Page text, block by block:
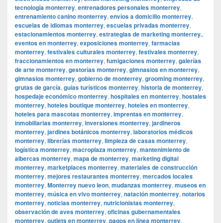
tecnología monterrey, entrenadores personales monterrey,
entrenamiento canino monterrey, envíos a domicilio monterrey,
escuelas de idiomas monterrey, escuelas privadas monterrey,
estacionamientos monterrey, estrategias de marketing monterrey.,
eventos en monterrey, exposiciones monterrey, farmacias
monterrey, festivales culturales monterrey, festivales monterrey,
fraccionamientos en monterrey, fumigaciones monterrey, galerías
de arte monterrey, gestorías monterrey, gimnasios en monterrey,
gimnasios monterrey, gobierno de monterrey, grooming monterrey,
grutas de garcía, guías turísticos monterrey, historia de monterrey,
hospedaje económico monterrey, hospitales en monterrey, hostales
monterrey, hoteles boutique monterrey, hoteles en monterrey,
hoteles para mascotas monterrey, imprentas en monterrey,
inmobiliarias monterrey, inversiones monterrey, jardineros
monterrey, jardines botánicos monterrey, laboratorios médicos
monterrey, librerías monterrey, limpieza de casas monterrey,
logística monterrey, macroplaza monterrey, mantenimiento de
albercas monterrey, mapa de monterrey, marketing digital
monterrey, marketplaces monterrey, materiales de construcción
monterrey, mejores restaurantes monterrey, mercados locales
monterrey, Monterrey nuevo leon, mudanzas monterrey, museos en
monterrey, música en vivo monterrey, natación monterrey, notarios
monterrey, noticias monterrey, nutricionistas monterrey,
observación de aves monterrey, oficinas gubernamentales
monterrey, outlets en monterrey, pagos en línea monterrey,